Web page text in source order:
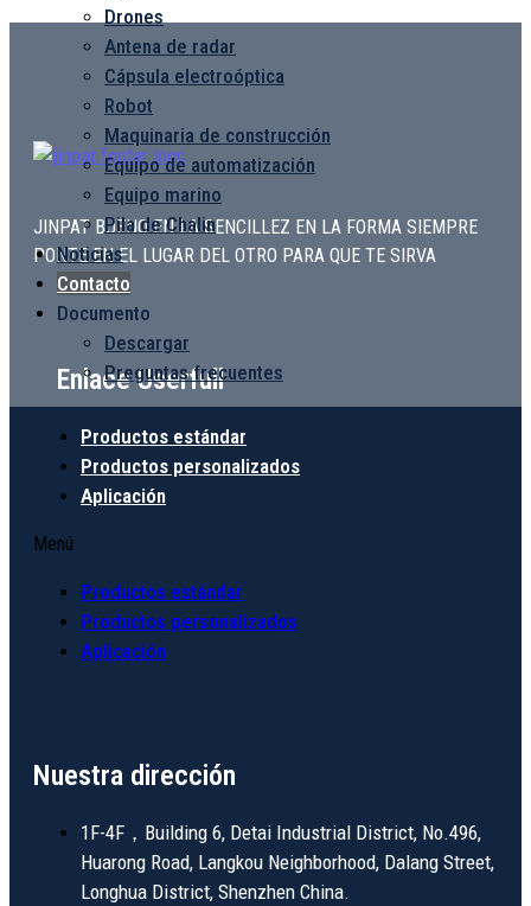
Drones
Antena de radar
Cápsula electroóptica
Robot
Maquinaria de construcción
Equipo de automatización
Equipo marino
Pila de Chalin
Noticias
Contacto
Documento
Descargar
Preguntas frecuentes
JINPAT BUENO EN LA SENCILLEZ EN LA FORMA SIEMPRE
PONTE EN EL LUGAR DEL OTRO PARA QUE TE SIRVA
Enlace Userfull
Productos estándar
Productos personalizados
Aplicación
Menú
Productos estándar
Productos personalizados
Aplicación
Nuestra dirección
1F-4F，Building 6, Detai Industrial District, No.496,
Huarong Road, Langkou Neighborhood, Dalang Street,
Longhua District, Shenzhen China.